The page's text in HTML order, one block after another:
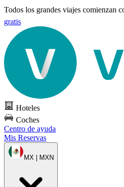
Todos los grandes viajes comienzan
gratis
Hoteles
Coches
Centro de ayuda
Mis Reservas
MX | MXN